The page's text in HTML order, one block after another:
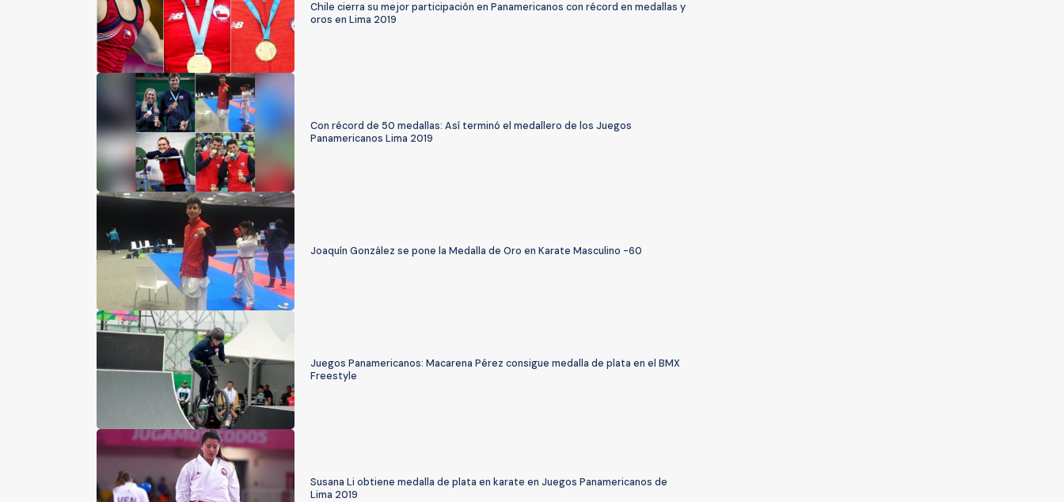
Chile cierra su mejor participación en Panamericanos con récord en medallas y
oros en Lima 2019
Con récord de 50 medallas: Así terminó el medallero de los Juegos
Panamericanos Lima 2019
Joaquín González se pone la Medalla de Oro en Karate Masculino -60
Juegos Panamericanos: Macarena Pérez consigue medalla de plata en el BMX
Freestyle
Susana Li obtiene medalla de plata en karate en Juegos Panamericanos de
Lima 2019